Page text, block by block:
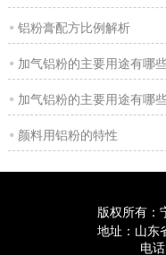
铝粉膏配方比例解析
加气铝粉的主要用途有哪
加气铝粉的主要用途有哪
颜料用铝粉的特性
版权所有：
地址：山东
电